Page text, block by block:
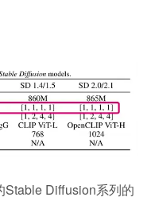
Diffusion系列的